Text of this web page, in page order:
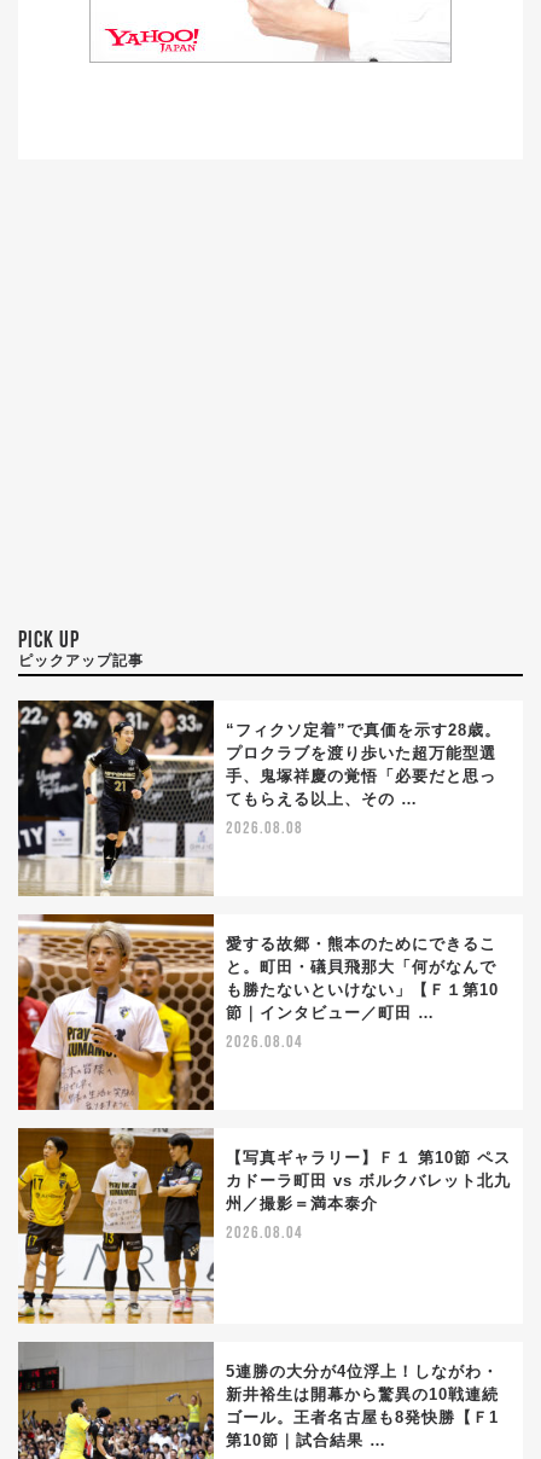
PICK UP
ピックアップ記事
“フィクソ定着”で真価を示す28歳。
プロクラブを渡り歩いた超万能型選
手、鬼塚祥慶の覚悟「必要だと思っ
てもらえる以上、その …
2026.08.08
愛する故郷・熊本のためにできるこ
と。町田・礒貝飛那大「何がなんで
も勝たないといけない」【Ｆ１第10
節｜インタビュー／町田 …
2026.08.04
【写真ギャラリー】Ｆ１ 第10節 ペス
カドーラ町田 vs ボルクバレット北九
州／撮影＝満本泰介
2026.08.04
5連勝の大分が4位浮上！しながわ・
新井裕生は開幕から驚異の10戦連続
ゴール。王者名古屋も8発快勝【Ｆ1
第10節｜試合結果 …